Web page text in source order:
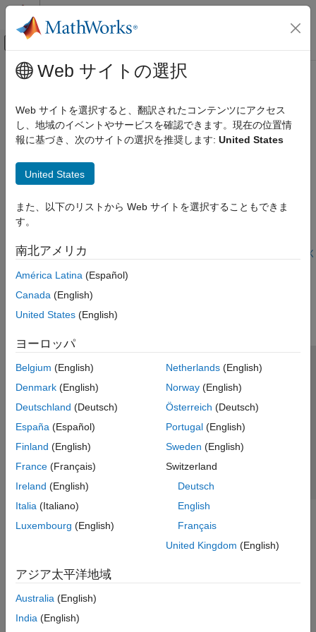
コンテンツへスキップ
オフキャンバス ナビゲーション メ
ドキュメンテーションのホーム
Embedded Coder
展開、統合、サポートされているハードウェア
ウェア
Infineon AURIX TC4x
アプリケーションの例
カテゴリ
モーター制御
深層学習
メインコンテンツ
電力変換
電力変換アプリケーションをビルドして展開する
DC-DC コンバーター機能を示す電力変換の例をご覧ください。
注目の例
Model a DC-DC buck converter application that converts the
voltage from 48 V to 12 V using the Infineon® AURIX™ TC4x
モデルを開く
この情報は役に立ちましたか？
Web サイトの選択
Web サイトを選択すると、翻訳されたコンテンツにアクセス
し、地域のイベントやサービスを確認できます。現在の位置情
報に基づき、次のサイトの選択を推奨します: United States
United States
また、以下のリストから Web サイトを選択することもできま
す。
南北アメリカ
América Latina (Español)
Canada (English)
United States (English)
ヨーロッパ
Belgium (English)
Denmark (English)
Deutschland (Deutsch)
España (Español)
Finland (English)
France (Français)
Ireland (English)
Italia (Italiano)
Luxembourg (English)
Netherlands(English)
Norway(English)
Österreich (Deutsch)
Portugal(English)
Sweden (English)
Switzerland
Deutsch
English
Français
United Kingdom (English)
アジア太平洋地域
Australia (English)
India (English)
トラストセンター
プライバシー ポリシー
違法コピー防止
アプリケーション ステータス
© 1994-2026 The MathWorks, Inc.